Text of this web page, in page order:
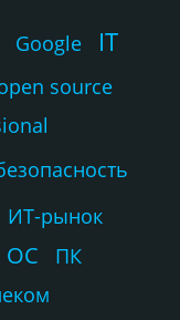
Google IT
source
ИТ-рынок
ОС
ПК